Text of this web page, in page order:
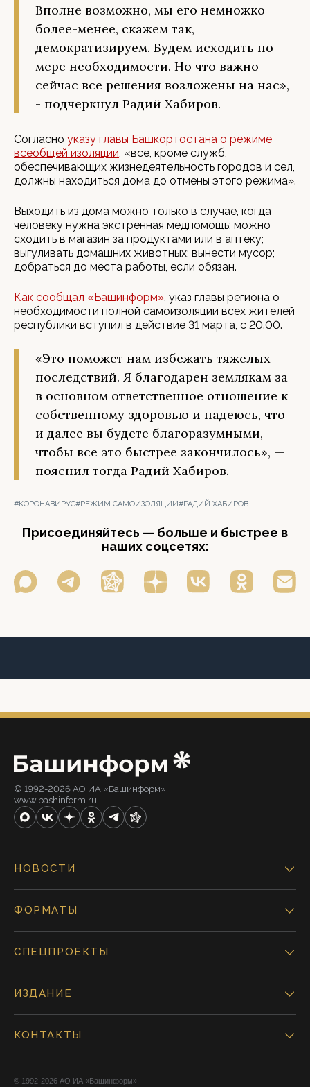
Вполне возможно, мы его немножко
более-менее, скажем так,
демократизируем. Будем исходить по
мере необходимости. Но что важно —
сейчас все решения возложены на нас»,
- подчеркнул Радий Хабиров.
Согласно указу главы Башкортостана о режиме
всеобщей изоляции, «все, кроме служб,
обеспечивающих жизнедеятельность городов и сел,
должны находиться дома до отмены этого режима».
Выходить из дома можно только в случае, когда
человеку нужна экстренная медпомощь; можно
сходить в магазин за продуктами или в аптеку;
выгуливать домашних животных; вынести мусор;
добраться до места работы, если обязан.
Как сообщал «Башинформ», указ главы региона о
необходимости полной самоизоляции всех жителей
республики вступил в действие 31 марта, с 20.00.
«Это поможет нам избежать тяжелых
последствий. Я благодарен землякам за
в основном ответственное отношение к
собственному здоровью и надеюсь, что
и далее вы будете благоразумными,
чтобы все это быстрее закончилось», —
пояснил тогда Радий Хабиров.
#КОРОНАВИРУС#РЕЖИМ САМОИЗОЛЯЦИИ#РАДИЙ ХАБИРОВ
Присоединяйтесь — больше и быстрее в
наших соцсетях:
© 1992-2026 АО ИА «Башинформ».
www.bashinform.ru
НОВОСТИ
ФОРМАТЫ
СПЕЦПРОЕКТЫ
ИЗДАНИЕ
КОНТАКТЫ
© 1992-2026 АО ИА «Башинформ».